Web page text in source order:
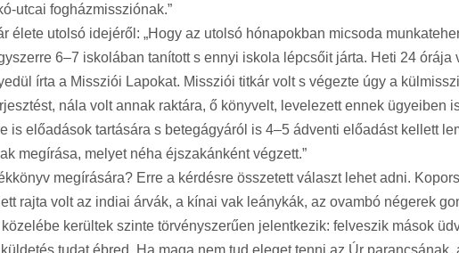
utcai fogházmissziónak.”
utolsó idejéről: „Hogy az utolsó hónapokban micsoda
6–7 iskolában tanított s ennyi iskola lépcsőit járta. Heti 24
írta a Missziói Lapokat. Missziói titkár volt s végezte úgy a
nála volt annak raktára, ő könyvelt, levelezett ennek ügyeiben
is előadások tartására s betegágyáról is 4–5 ádventi előadást kellett
megírása, melyet néha éjszakánként végzett.”
megírására? Erre a kérdésre összetett választ lehet adni.
rajta volt az indiai árvák, a kínai vak leánykák, az ovambó négerek
kerültek szinte törvényszerűen jelentkezik: felveszik mások
tudat ébred. Ha maga nem tud eleget tenni az Úr